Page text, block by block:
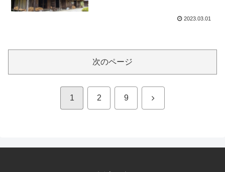
2023.03.01
次のページ
1 2 9 次